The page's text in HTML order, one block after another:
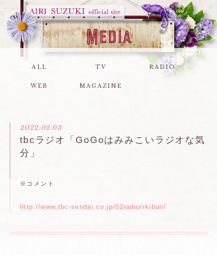
ALL TV RADIO
WEB MAGAZINE
2022.02.03
tbcラジオ「GoGoはみみこいラジオな気
分」
※コメント
http://www.tbc-sendai.co.jp/02radio/rkibun/